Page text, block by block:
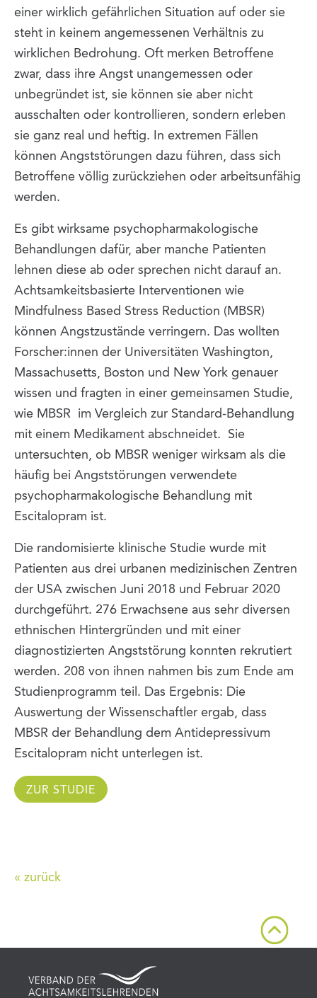
einer wirklich gefährlichen Situation auf oder sie
steht in keinem angemessenen Verhältnis zu
wirklichen Bedrohung. Oft merken Betroffene
zwar, dass ihre Angst unangemessen oder
unbegründet ist, sie können sie aber nicht
ausschalten oder kontrollieren, sondern erleben
sie ganz real und heftig. In extremen Fällen
können Angststörungen dazu führen, dass sich
Betroffene völlig zurückziehen oder arbeitsunfähig
werden.
Es gibt wirksame psychopharmakologische
Behandlungen dafür, aber manche Patienten
lehnen diese ab oder sprechen nicht darauf an.
Achtsamkeitsbasierte Interventionen wie
Mindfulness Based Stress Reduction (MBSR)
können Angstzustände verringern. Das wollten
Forscher:innen der Universitäten Washington,
Massachusetts, Boston und New York genauer
wissen und fragten in einer gemeinsamen Studie,
wie MBSR im Vergleich zur Standard-Behandlung
mit einem Medikament abschneidet. Sie
untersuchten, ob MBSR weniger wirksam als die
häufig bei Angststörungen verwendete
psychopharmakologische Behandlung mit
Escitalopram ist.
Die randomisierte klinische Studie wurde mit
Patienten aus drei urbanen medizinischen Zentren
der USA zwischen Juni 2018 und Februar 2020
durchgeführt. 276 Erwachsene aus sehr diversen
ethnischen Hintergründen und mit einer
diagnostizierten Angststörung konnten rekrutiert
werden. 208 von ihnen nahmen bis zum Ende am
Studienprogramm teil. Das Ergebnis: Die
Auswertung der Wissenschaftler ergab, dass
MBSR der Behandlung dem Antidepressivum
Escitalopram nicht unterlegen ist.
ZUR STUDIE
« zurück